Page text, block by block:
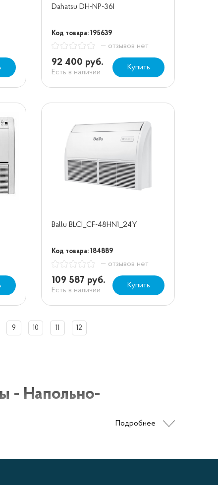
Dahatsu DH-NP-36I
Код товара: 195639
— отзывов нет
92 400 руб.
Есть в наличии
Купить
Ballu BLCI_CF-48HN1_24Y
Код товара: 184889
— отзывов нет
109 587 руб.
Есть в наличии
Купить
9 10 12
Подробнее
- Напольно-
производственные цеха, склады,